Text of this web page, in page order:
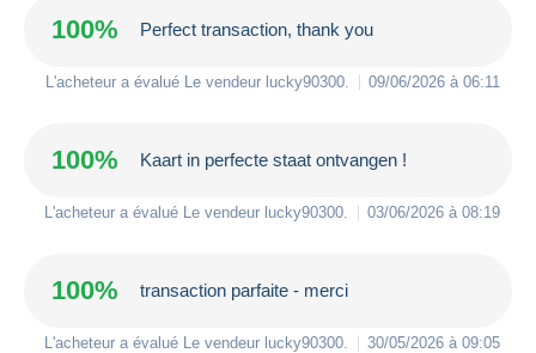
100% Perfect transaction, thank you
L'acheteur a évalué Le vendeur lucky90300 09/06/2026 à 06:11
100% Kaart in perfecte staat ontvangen !
L'acheteur a évalué Le vendeur lucky90300 03/06/2026 à 08:19
100% transaction parfaite - merci
L'acheteur a évalué Le vendeur lucky90300 30/05/2026 à 09:05